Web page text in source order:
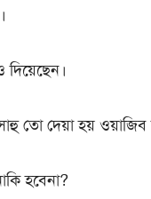
তো দেয়া হয়
হবেনা?